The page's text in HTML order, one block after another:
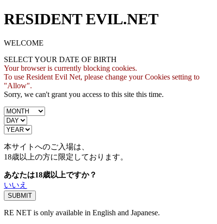
RESIDENT EVIL.NET
WELCOME
SELECT YOUR DATE OF BIRTH
Your browser is currently blocking cookies.
To use Resident Evil Net, please change your Cookies setting to
"Allow".
Sorry, we can't grant you access to this site this time.
本サイトへのご入場は、
18歳以上の方に限定しております。
あなたは18歳以上ですか？
いいえ
RE NET is only available in English and Japanese.